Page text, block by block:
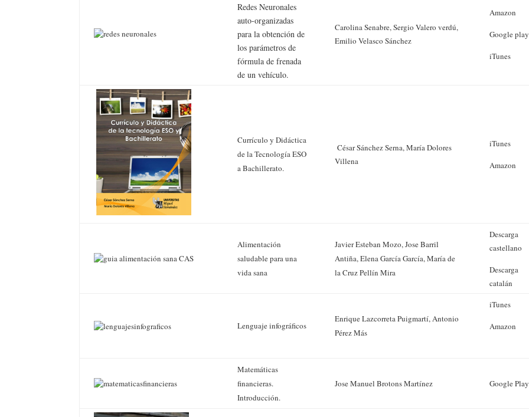
Redes Neuronales
auto-organizadas
para la obtención de
los parámetros de
fórmula de frenada
de un vehículo.
Carolina Senabre, Sergio Valero verdú,
Emilio Velasco Sánchez
Amazon
Google play
iTunes
Currículo y Didáctica
de la Tecnología ESO
a Bachillerato.
César Sánchez Serna, María Dolores
Villena
iTunes
Amazon
Alimentación
saludable para una
vida sana
Javier Esteban Mozo, Jose Barril
Antiña, Elena García García, María de
la Cruz Pellín Mira
Descarga
castellano
Descarga
catalán
Lenguaje infográficos
Enrique Lazcorreta Puigmartí, Antonio
Pérez Más
iTunes
Amazon
Matemáticas
financieras.
Introducción.
Jose Manuel Brotons Martínez Google Play